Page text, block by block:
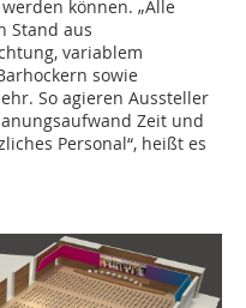
können. „Alle
Stand aus
variablem
sowie
So agieren Aussteller
Zeit und
Personal“, heißt es